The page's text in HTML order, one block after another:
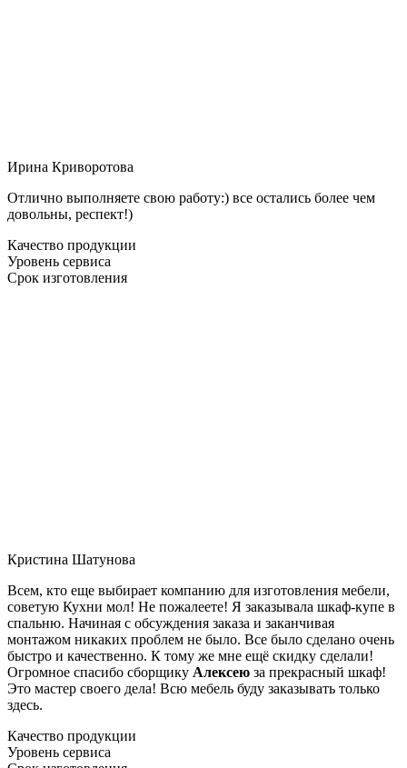
Ирина Криворотова
Отлично выполняете свою работу:) все остались более чем
довольны, респект!)
Качество продукции
Уровень сервиса
Срок изготовления
Кристина Шатунова
Всем, кто еще выбирает компанию для изготовления мебели,
советую Кухни мол! Не пожалеете! Я заказывала шкаф-купе в
спальню. Начиная с обсуждения заказа и заканчивая
монтажом никаких проблем не было. Все было сделано очень
быстро и качественно. К тому же мне ещё скидку сделали!
Огромное спасибо сборщику Алексею за прекрасный шкаф!
Это мастер своего дела! Всю мебель буду заказывать только
здесь.
Качество продукции
Уровень сервиса